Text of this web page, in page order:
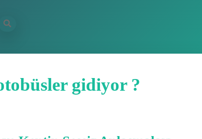
gidiyor ?